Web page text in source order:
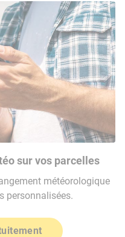
sur vos parcelles
météorologique
personnalisées.